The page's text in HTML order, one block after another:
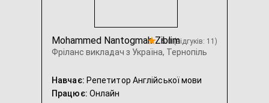
Mohammed Nantogmah Ziblim
Фріланс викладач з Україна, Тернопіль
5.0 (відгуків: 11)
Навчає: Репетитор Англійської мови
Працює: Онлайн